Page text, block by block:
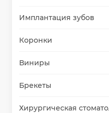
Имплантация зубов
Коронки
Виниры
Брекеты
Хирургическая